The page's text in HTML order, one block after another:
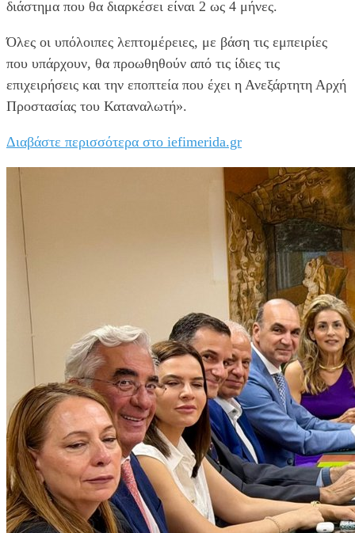
διάστημα που θα διαρκέσει είναι 2 ως 4 μήνες.
Όλες οι υπόλοιπες λεπτομέρειες, με βάση τις εμπειρίες
που υπάρχουν, θα προωθηθούν από τις ίδιες τις
επιχειρήσεις και την εποπτεία που έχει η Ανεξάρτητη Αρχή
Προστασίας του Καταναλωτή».
Διαβάστε περισσότερα στο iefimerida.gr